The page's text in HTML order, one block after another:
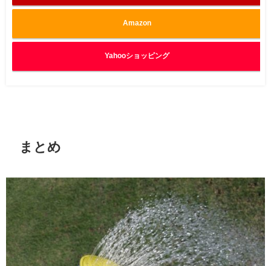
Amazon
Yahooショッピング
まとめ